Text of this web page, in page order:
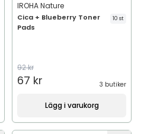
IROHA Nature
Cica + Blueberry Toner
Pads
10 st
92 kr
67 kr 3 butiker
Lägg i varukorg